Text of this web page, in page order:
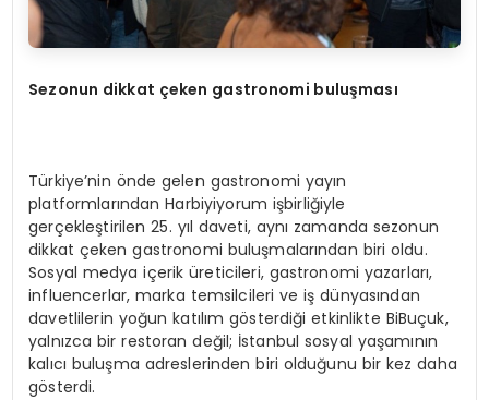
Sezonun dikkat çeken gastronomi buluşması
Türkiye’nin önde gelen gastronomi yayın
platformlarından Harbiyiyorum işbirliğiyle
gerçekleştirilen 25. yıl daveti, aynı zamanda sezonun
dikkat çeken gastronomi buluşmalarından biri oldu.
Sosyal medya içerik üreticileri, gastronomi yazarları,
influencerlar, marka temsilcileri ve iş dünyasından
davetlilerin yoğun katılım gösterdiği etkinlikte BiBuçuk,
yalnızca bir restoran değil; İstanbul sosyal yaşamının
kalıcı buluşma adreslerinden biri olduğunu bir kez daha
gösterdi.